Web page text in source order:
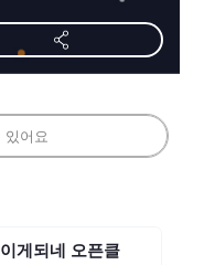
세미나 종료
이게되네 오픈클